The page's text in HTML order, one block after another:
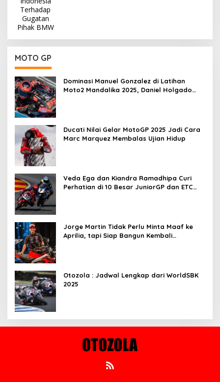
MOTO GP
Dominasi Manuel Gonzalez di Latihan
Moto2 Mandalika 2025, Daniel Holgado
Ducati Nilai Gelar MotoGP 2025 Jadi Cara
Marc Marquez Membalas Ujian Hidup
Veda Ega dan Kiandra Ramadhipa Curi
Perhatian di 10 Besar JuniorGP dan ETC
Jorge Martin Tidak Perlu Minta Maaf ke
Aprilia, tapi Siap Bangun Kembali
Otozola : Jadwal Lengkap dari WorldSBK
2025